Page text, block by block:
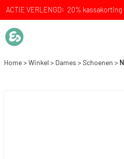
ACTIE VERLENGD: 20%
Home>Winkel> Dames >Schoenen >